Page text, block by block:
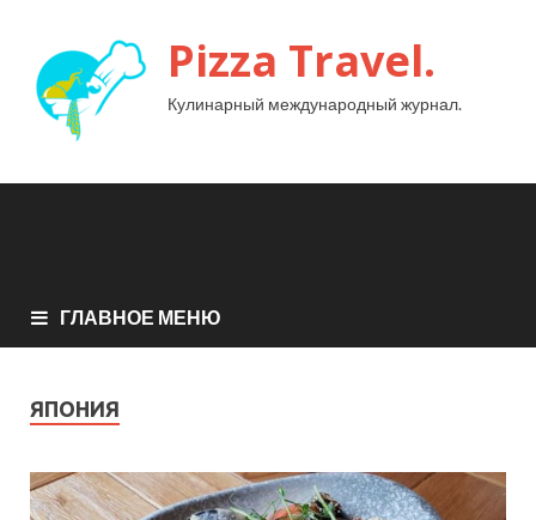
Pizza Travel.
Кулинарный международный журнал.
ГЛАВНОЕ МЕНЮ
ЯПОНИЯ